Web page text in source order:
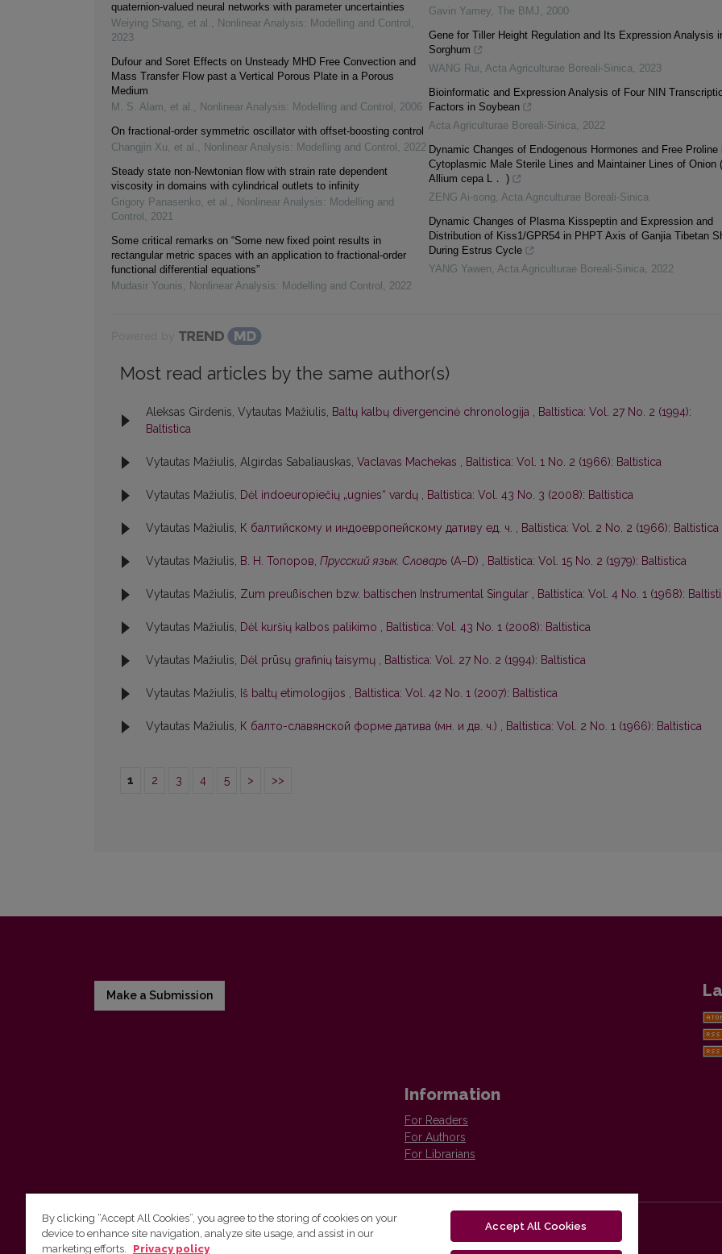
quaternion-valued neural networks with parameter uncertainties
Weiying Shang, et al. , Nonlinear Analysis: Modelling and Control ,
2023
Dufour and Soret Effects on Unsteady MHD Free Convection and
Mass Transfer Flow past a Vertical Porous Plate in a Porous
Medium
M. S. Alam, et al. , Nonlinear Analysis: Modelling and Control , 2006
On fractional-order symmetric oscillator with offset-boosting control
Changjin Xu, et al. , Nonlinear Analysis: Modelling and Control , 2022
Steady state non-Newtonian flow with strain rate dependent
viscosity in domains with cylindrical outlets to infinity
Grigory Panasenko, et al. , Nonlinear Analysis: Modelling and
Control , 2021
Some critical remarks on “Some new fixed point results in
rectangular metric spaces with an application to fractional-order
functional differential equations”
Mudasir Younis, Nonlinear Analysis: Modelling and Control , 2022
Gavin Yamey, The BMJ , 2000
Gene for Tiller Height Regulation and Its Expression Analysis
Sorghum
WANG Rui, Acta Agriculturae Boreali-Sinica, 2023
Bioinformatic and Expression Analysis of Four NIN
Factors in Soybean
Acta Agriculturae Boreali-Sinica, 2022
Dynamic Changes of Endogenous Hormones and Free Proline
Cytoplasmic Male Sterile Lines and Maintainer Lines of Onion (
Allium cepa L． )
ZENG Ai-song, Acta Agriculturae Boreali-Sinica
Dynamic Changes of Plasma Kisspeptin and Expression and
Distribution of Kiss1/GPR54 in PHPT Axis of Ganjia Tibetan
During Estrus Cycle
YANG Yawen, Acta Agriculturae Boreali-Sinica, 2022
Most read articles by the same author(s)
Aleksas Girdenis, Vytautas Mažiulis, Baltų kalbų divergencinė chronologija , Baltistica: Vol. 27 No. 2 (1994):
Baltistica
Vytautas Mažiulis, Algirdas Sabaliauskas, Vaclavas Machekas , Baltistica: Vol. 1 No. 2 (1966): Baltistica
Vytautas Mažiulis, Dėl indoeuropiečių „ugnies“ vardų , Baltistica: Vol. 43 No. 3 (2008): Baltistica
Vytautas Mažiulis, К балтийскому и индоевропейскому дативу ед. ч. , Baltistica: Vol. 2 No. 2 (1966): Baltistica
Vytautas Mažiulis, В. Н. Топоров, Прусский язык. Словарь (А–D) , Baltistica: Vol. 15 No. 2 (1979): Baltistica
Vytautas Mažiulis, Zum preußischen bzw. baltischen Instrumental Singular , Baltistica: Vol. 4 No. 1 (1968):
Vytautas Mažiulis, Dėl kuršių kalbos palikimo , Baltistica: Vol. 43 No. 1 (2008): Baltistica
Vytautas Mažiulis, Dėl prūsų grafinių taisymų , Baltistica: Vol. 27 No. 2 (1994): Baltistica
Vytautas Mažiulis, Iš baltų etimologijos , Baltistica: Vol. 42 No. 1 (2007): Baltistica
Vytautas Mažiulis, К балто-славянской форме датива (мн. и дв. ч.) , Baltistica: Vol. 2 No. 1 (1966): Baltistica
1 2 3 4 5 > >>
Make a Submission
Information
For Readers
For Authors
For Librarians
Vilnius University Press
By clicking “Accept All Cookies”, you agree to the storing of cookies on your
device to enhance site navigation, analyze site usage, and assist in our
marketing efforts.
Privacy policy
Accept All Cookies